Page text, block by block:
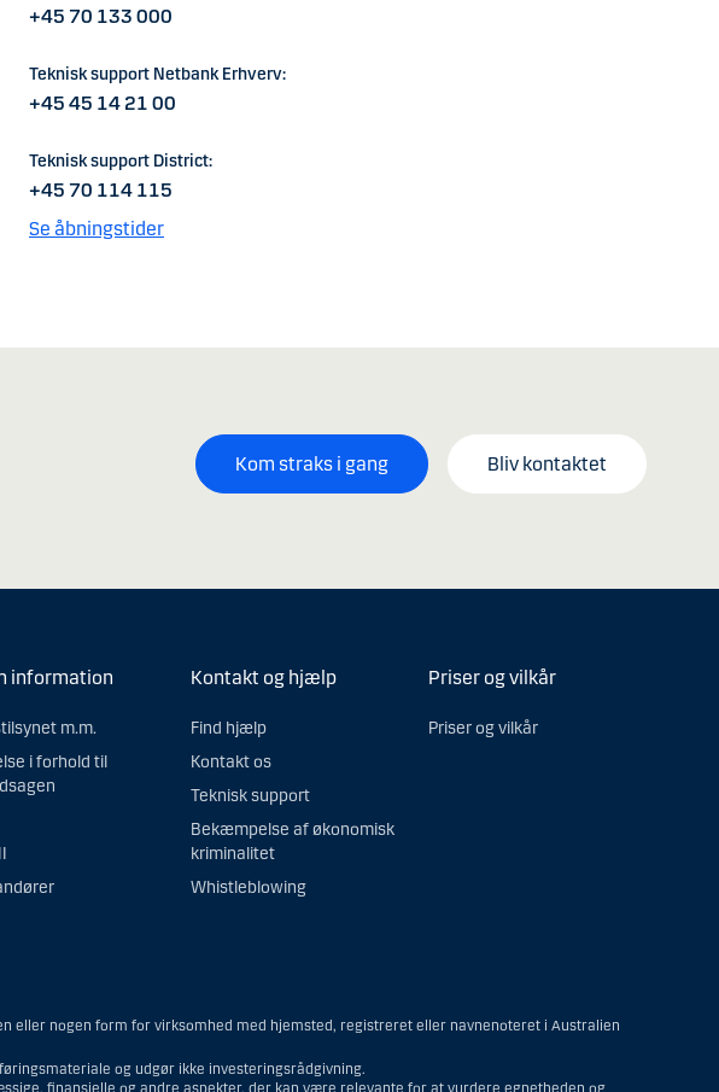
+45 70 133 000
Teknisk support Netbank Erhverv:
+45 45 14 21 00
Teknisk support District:
+45 70 114 115
Se åbningstider
Kom straks i gang Bliv kontaktet
information
m.m.
i forhold til
Kontakt og hjælp
Find hjælp
Kontakt os
Teknisk support
Bekæmpelse af økonomisk
kriminalitet
Whistleblowing
Priser og vilkår
Priser og vilkår
eller nogen form for virksomhed med hjemsted, registreret eller navnenoteret i Australien
og udgør ikke investeringsrådgivning.